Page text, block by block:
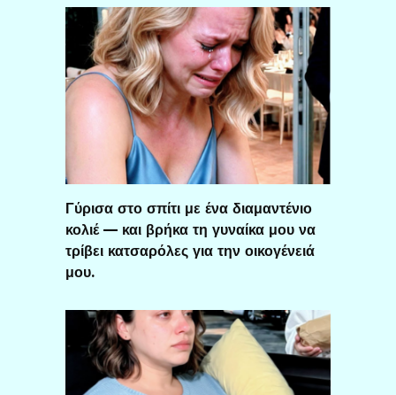
Γύρισα στο σπίτι με ένα διαμαντένιο
κολιέ — και βρήκα τη γυναίκα μου να
τρίβει κατσαρόλες για την οικογένειά
μου.